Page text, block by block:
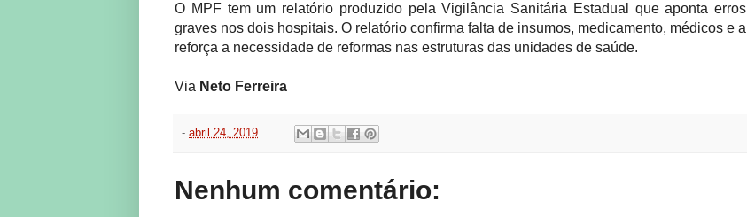
O MPF tem um relatório produzido pela Vigilância Sanitária Estadual que aponta erros
graves nos dois hospitais. O relatório confirma falta de insumos, medicamento, médicos e a
reforça a necessidade de reformas nas estruturas das unidades de saúde.
Via Neto Ferreira
- abril 24, 2019
Nenhum comentário: